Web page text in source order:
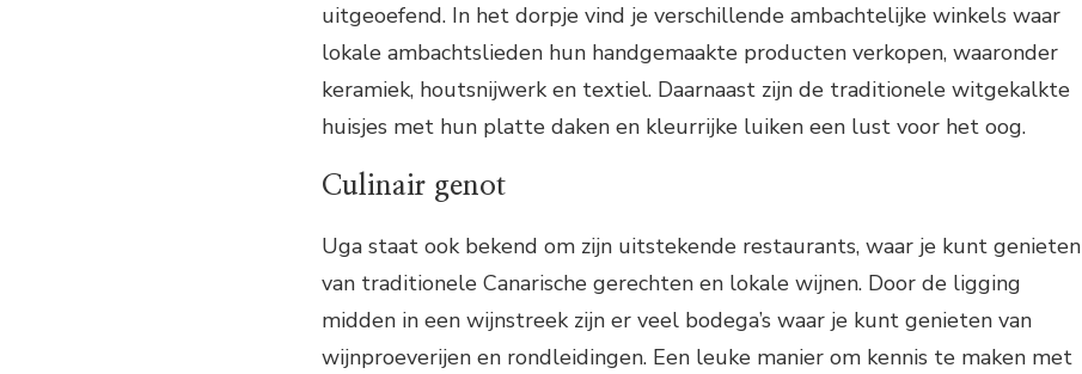
uitgeoefend. In het dorpje vind je verschillende ambachtelijke winkels waar
lokale ambachtslieden hun handgemaakte producten verkopen, waaronder
keramiek, houtsnijwerk en textiel. Daarnaast zijn de traditionele witgekalkte
huisjes met hun platte daken en kleurrijke luiken een lust voor het oog.
Culinair genot
Uga staat ook bekend om zijn uitstekende restaurants, waar je kunt genieten
van traditionele Canarische gerechten en lokale wijnen. Door de ligging
midden in een wijnstreek zijn er veel bodega’s waar je kunt genieten van
wijnproeverijen en rondleidingen. Een leuke manier om kennis te maken met